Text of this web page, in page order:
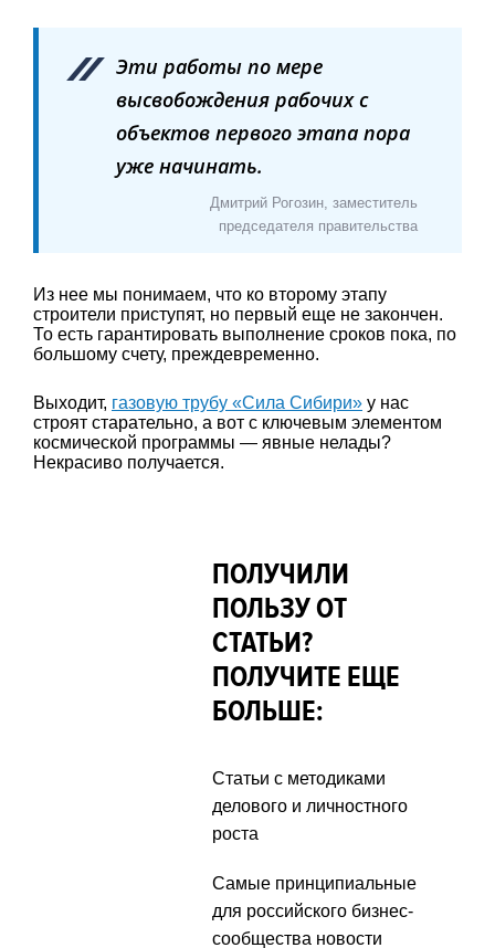
Эти работы по мере
высвобождения рабочих с
объектов первого этапа пора
уже начинать.
Дмитрий Рогозин, заместитель
председателя правительства
Из нее мы понимаем, что ко второму этапу
строители приступят, но первый еще не закончен.
То есть гарантировать выполнение сроков пока, по
большому счету, преждевременно.
Выходит, газовую трубу «Сила Сибири» у нас
строят старательно, а вот с ключевым элементом
космической программы — явные нелады?
Некрасиво получается.
ПОЛУЧИЛИ
ПОЛЬЗУ ОТ
СТАТЬИ?
ПОЛУЧИТЕ ЕЩЕ
БОЛЬШЕ:
Статьи с методиками
делового и личностного
роста
Самые принципиальные
для российского бизнес-
сообщества новости